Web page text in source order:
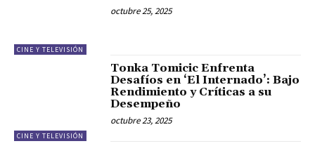
CINE Y TELEVISIÓN
octubre 25, 2025
CINE Y TELEVISIÓN
Tonka Tomicic Enfrenta
Desafíos en ‘El Internado’: Bajo
Rendimiento y Críticas a su
Desempeño
octubre 23, 2025